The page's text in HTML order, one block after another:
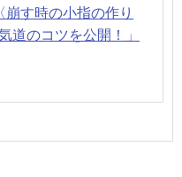
す時の小指の作り
道のコツを公開！」